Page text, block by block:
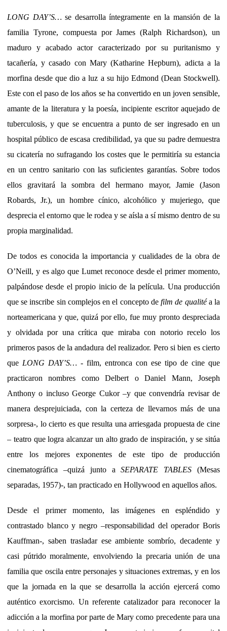
LONG DAY’S… se desarrolla íntegramente en la mansión de la
familia Tyrone, compuesta por James (Ralph Richardson), un
maduro y acabado actor caracterizado por su puritanismo y
tacañería, y casado con Mary (Katharine Hepburn), adicta a la
morfina desde que dio a luz a su hijo Edmond (Dean Stockwell).
Este con el paso de los años se ha convertido en un joven sensible,
amante de la literatura y la poesía, incipiente escritor aquejado de
tuberculosis, y que se encuentra a punto de ser ingresado en un
hospital público de escasa credibilidad, ya que su padre demuestra
su cicatería no sufragando los costes que le permitiría su estancia
en un centro sanitario con las suficientes garantías. Sobre todos
ellos gravitará la sombra del hermano mayor, Jamie (Jason
Robards, Jr.), un hombre cínico, alcohólico y mujeriego, que
desprecia el entorno que le rodea y se aísla a sí mismo dentro de su
propia marginalidad.
De todos es conocida la importancia y cualidades de la obra de
O’Neill, y es algo que Lumet reconoce desde el primer momento,
palpándose desde el propio inicio de la película. Una producción
que se inscribe sin complejos en el concepto defilm de qualitéa la
norteamericana y que, quizá por ello, fue muy pronto despreciada
y olvidada por una crítica que miraba con notorio recelo los
primeros pasos de la andadura del realizador. Pero si bien es cierto
que LONG DAY’S… - film, entronca con ese tipo de cine que
practicaron nombres como Delbert o Daniel Mann, Joseph
Anthony o incluso George Cukor –y que convendría revisar de
manera desprejuiciada, con la certeza de llevarnos más de una
sorpresa-, lo cierto es que resulta una arriesgada propuesta de cine
– teatro que logra alcanzar un alto grado de inspiración, y se sitúa
entre los mejores exponentes de este tipo de producción
cinematográfica –quizá junto aSEPARATE TABLES (Mesas
separadas, 1957)-, tan practicado en Hollywood en aquellos años.
Desde el primer momento, las imágenes en espléndido y
contrastado blanco y negro –responsabilidad del operador Boris
Kauffman-, saben trasladar ese ambiente sombrío, decadente y
casi pútrido moralmente, envolviendo la precaria unión de una
familia que oscila entre personajes y situaciones extremas, y en los
que la jornada en la que se desarrolla la acción ejercerá como
auténtico exorcismo. Un referente catalizador para reconocer la
adicción a la morfina por parte de Mary como precedente para una